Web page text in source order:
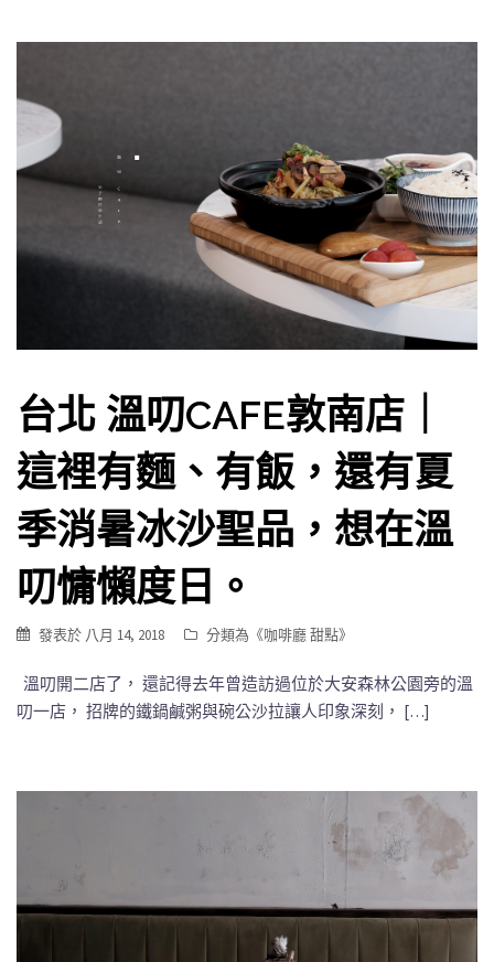
台北 溫叨CAFE敦南店｜
這裡有麵、有飯，還有夏
季消暑冰沙聖品，想在溫
叨慵懶度日。
發表於 八月 14, 2018 分類為《咖啡廳 甜點》
溫叨開二店了， 還記得去年曾造訪過位於大安森林公園旁的溫
叨一店， 招牌的鐵鍋鹹粥與碗公沙拉讓人印象深刻， […]